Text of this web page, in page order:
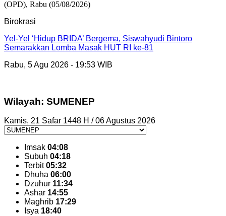
Birokrasi
Yel-Yel ‘Hidup BRIDA’ Bergema, Siswahyudi Bintoro
Semarakkan Lomba Masak HUT RI ke-81
Rabu, 5 Agu 2026 - 19:53 WIB
Wilayah: SUMENEP
Kamis, 21 Safar 1448 H / 06 Agustus 2026
Imsak 04:08
Subuh 04:18
Terbit05:32
Dhuha 06:00
Dzuhur 11:34
Ashar 14:55
Maghrib 17:29
Isya 18:40